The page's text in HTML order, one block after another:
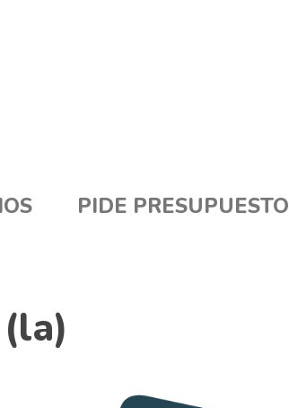
PIDE PRESUPUESTO